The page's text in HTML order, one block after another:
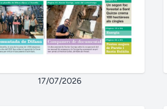
17/07/2026